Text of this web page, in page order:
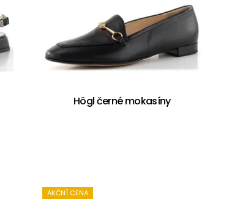
Högl černé mokasíny
AKČNÍ CENA